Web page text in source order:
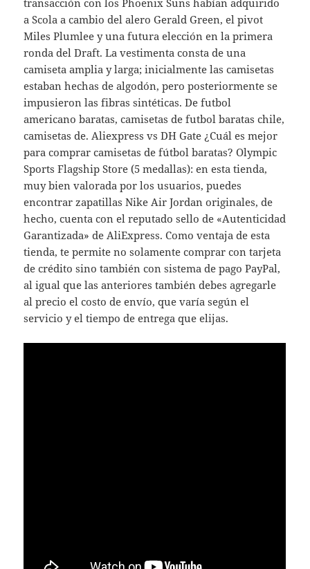
a Scola a cambio del alero Gerald Green, el pivot
Miles Plumlee y una futura elección en la primera
ronda del Draft. La vestimenta consta de una
camiseta amplia y larga; inicialmente las camisetas
estaban hechas de algodón, pero posteriormente se
impusieron las fibras sintéticas. De futbol
americano baratas, camisetas de futbol baratas chile,
camisetas de. Aliexpress vs DH Gate ¿Cuál es mejor
para comprar camisetas de fútbol baratas? Olympic
Sports Flagship Store (5 medallas): en esta tienda,
muy bien valorada por los usuarios, puedes
encontrar zapatillas Nike Air Jordan originales, de
hecho, cuenta con el reputado sello de «Autenticidad
Garantizada» de AliExpress. Como ventaja de esta
tienda, te permite no solamente comprar con tarjeta
de crédito sino también con sistema de pago PayPal,
al igual que las anteriores también debes agregarle
al precio el costo de envío, que varía según el
servicio y el tiempo de entrega que elijas.